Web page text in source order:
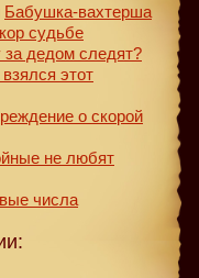
Бабушка-вахтерша
судьбе
дедом следят?
этот
о скорой
не любят
числа